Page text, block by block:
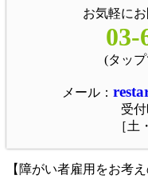
お気軽に
03-
(タッ
メール：
受付
［土
【障がい者雇用をお考